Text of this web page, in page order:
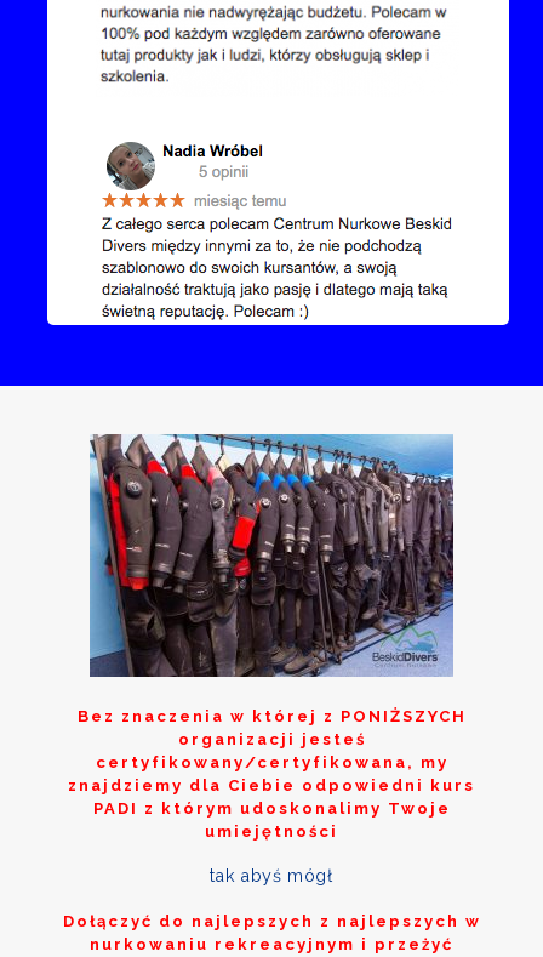
Bez znaczenia w której z PONIŻSZYCH
organizacji jesteś
certyfikowany/certyfikowana, my
znajdziemy dla Ciebie odpowiedni kurs
PADI z którym udoskonalimy Twoje
umiejętności
tak abyś mógł
Dołączyć do najlepszych z najlepszych w
nurkowaniu rekreacyjnym i przeżyć